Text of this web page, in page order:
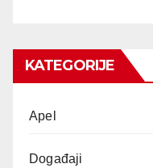
KATEGORIJE
Apel
Događaji